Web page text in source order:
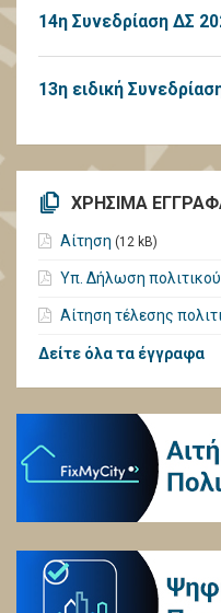
14η Συνεδρίαση ΔΣ
13η ειδική
ΧΡΗΣΙΜΑ
Αίτηση (12 kB)
Υπ. Δήλωση
Αίτηση τέλεσης
Δείτε όλα τα έγγραφα